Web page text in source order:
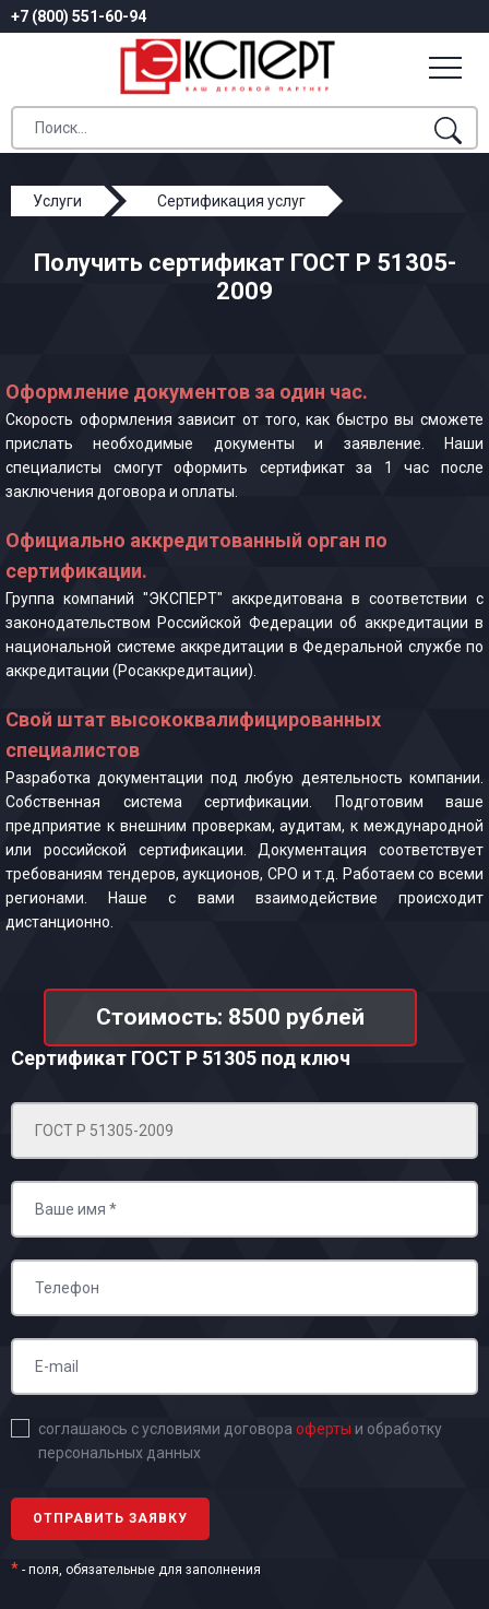
+7 (800) 551-60-94
Услуги
Сертификация услуг
Получить сертификат ГОСТ Р 51305-
2009
Оформление документов за один час.
Скорость оформления зависит от того, как быстро вы сможете
прислать необходимые документы и заявление. Наши
специалисты смогут оформить сертификат за 1 час после
заключения договора и оплаты.
Официально аккредитованный орган по
сертификации.
Группа компаний "ЭКСПЕРТ" аккредитована в соответствии с
законодательством Российской Федерации об аккредитации в
национальной системе аккредитации в Федеральной службе по
аккредитации (Росаккредитации).
Свой штат высококвалифицированных
специалистов
Разработка документации под любую деятельность компании.
Собственная система сертификации. Подготовим ваше
предприятие к внешним проверкам, аудитам, к международной
или российской сертификации. Документация соответствует
требованиям тендеров, аукционов, СРО и т.д. Работаем со всеми
регионами. Наше с вами взаимодействие происходит
дистанционно.
Стоимость: 8500 рублей
Сертификат ГОСТ Р 51305 под ключ
соглашаюсь с условиями договора оферты и обработку
персональных данных
* - поля, обязательные для заполнения